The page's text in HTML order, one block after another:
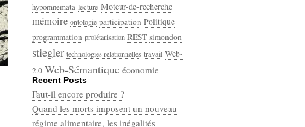
Recent Posts
Faut-il encore produire ?
Quand les morts imposent un nouveau
régime alimentaire, les inégalités
hypomnemata lecture Moteur-de-recherche
mémoire ontologie participation Politique
programmation prolétarisation REST simondon
stiegler technologies relationnelles travail Web-
2.0 Web-Sémantique économie
écriture
Categories
Défaut